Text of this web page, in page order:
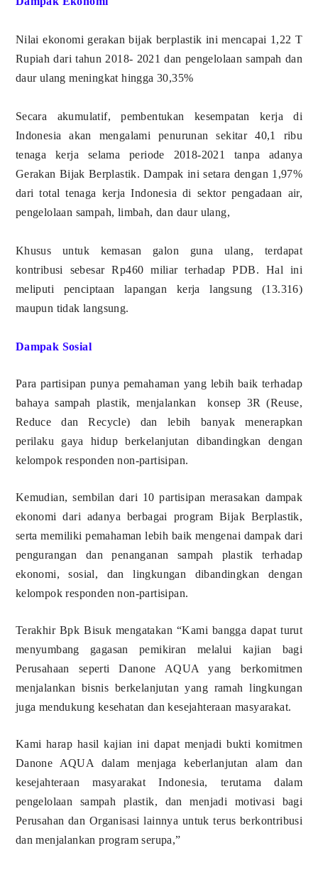
Nilai ekonomi gerakan bijak berplastik ini mencapai 1,22 T
Rupiah dari tahun 2018- 2021 dan pengelolaan sampah dan
daur ulang meningkat hingga 30,35%
Secara akumulatif, pembentukan kesempatan kerja di
Indonesia akan mengalami penurunan sekitar 40,1 ribu
tenaga kerja selama periode 2018-2021 tanpa adanya
Gerakan Bijak Berplastik. Dampak ini setara dengan 1,97%
dari total tenaga kerja Indonesia di sektor pengadaan air,
pengelolaan sampah, limbah, dan daur ulang,
Khusus untuk kemasan galon guna ulang, terdapat
kontribusi sebesar Rp460 miliar terhadap PDB. Hal ini
meliputi penciptaan lapangan kerja langsung (13.316)
maupun tidak langsung.
Dampak Sosial
Para partisipan punya pemahaman yang lebih baik terhadap
bahaya sampah plastik, menjalankan konsep 3R (Reuse,
Reduce dan Recycle) dan lebih banyak menerapkan
perilaku gaya hidup berkelanjutan dibandingkan dengan
kelompok responden non-partisipan.
Kemudian, sembilan dari 10 partisipan merasakan dampak
ekonomi dari adanya berbagai program Bijak Berplastik,
serta memiliki pemahaman lebih baik mengenai dampak dari
pengurangan dan penanganan sampah plastik terhadap
ekonomi, sosial, dan lingkungan dibandingkan dengan
kelompok responden non-partisipan.
Terakhir Bpk Bisuk mengatakan “Kami bangga dapat turut
menyumbang gagasan pemikiran melalui kajian bagi
Perusahaan seperti Danone AQUA yang berkomitmen
menjalankan bisnis berkelanjutan yang ramah lingkungan
juga mendukung kesehatan dan kesejahteraan masyarakat.
Kami harap hasil kajian ini dapat menjadi bukti komitmen
Danone AQUA dalam menjaga keberlanjutan alam dan
kesejahteraan masyarakat Indonesia, terutama dalam
pengelolaan sampah plastik, dan menjadi motivasi bagi
Perusahan dan Organisasi lainnya untuk terus berkontribusi
dan menjalankan program serupa,”